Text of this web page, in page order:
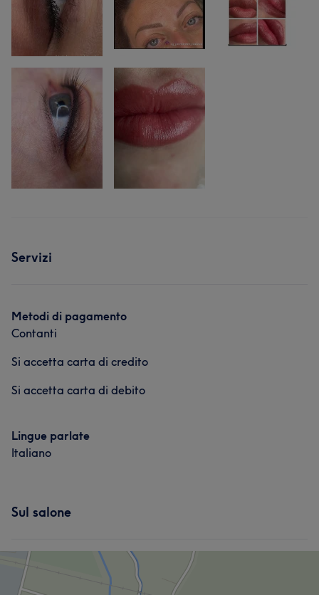
Servizi
Metodi di pagamento
Contanti
Si accetta carta di credito
Si accetta carta di debito
Lingue parlate
Italiano
Sul salone